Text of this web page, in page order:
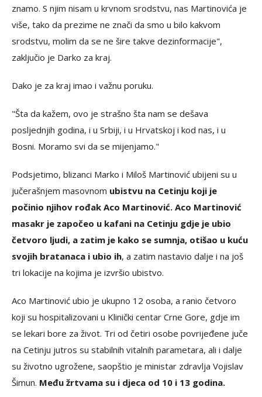
znamo. S njim nisam u krvnom srodstvu, nas Martinovića je
više, tako da prezime ne znači da smo u bilo kakvom
srodstvu, molim da se ne šire takve dezinformacije",
zaključio je Darko za kraj.
Dako je za kraj imao i važnu poruku.
"Šta da kažem, ovo je strašno šta nam se dešava
posljednjih godina, i u Srbiji, i u Hrvatskoj i kod nas, i u
Bosni. Moramo svi da se mijenjamo."
Podsjetimo, blizanci Marko i Miloš Martinović ubijeni su u
jučerašnjem masovnom ubistvu na Cetinju koji je
počinio njihov rođak Aco Martinović. Aco Martinović
masakr je započeo u kafani na Cetinju gdje je ubio
četvoro ljudi, a zatim je kako se sumnja, otišao u kuću
svojih bratanaca i ubio ih, a zatim nastavio dalje i na još
tri lokacije na kojima je izvršio ubistvo.
Aco Martinović ubio je ukupno 12 osoba, a ranio četvoro
koji su hospitalizovani u Klinički centar Crne Gore, gdje im
se lekari bore za život. Tri od četiri osobe povrijeđene juče
na Cetinju jutros su stabilnih vitalnih parametara, ali i dalje
su životno ugrožene, saopštio je ministar zdravlja Vojislav
Šimun. Među žrtvama su i djeca od 10 i 13 godina.